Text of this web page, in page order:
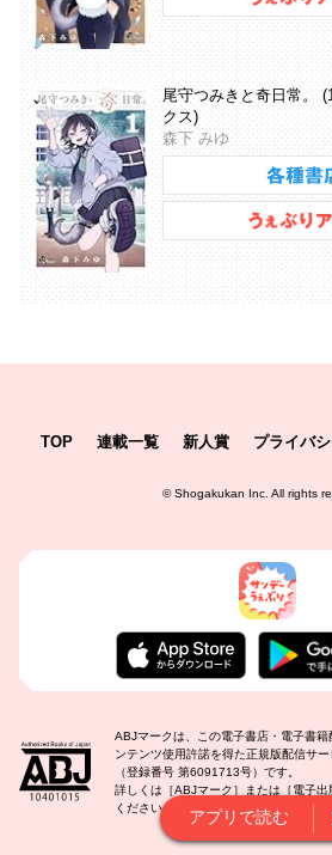
アプリで読む
尾守つみきと奇日常。
クス)
森下 みゆ
TOP 連載一覧 新人賞 プライバ
©Shogakukan Inc. All rights
ABJマークは、この電子書店・電子書
ンテンツ使用許諾を得た正規版配信サ
（登録番号 第6091713号）です。
詳しくは［ABJマーク］または［電子
ください。